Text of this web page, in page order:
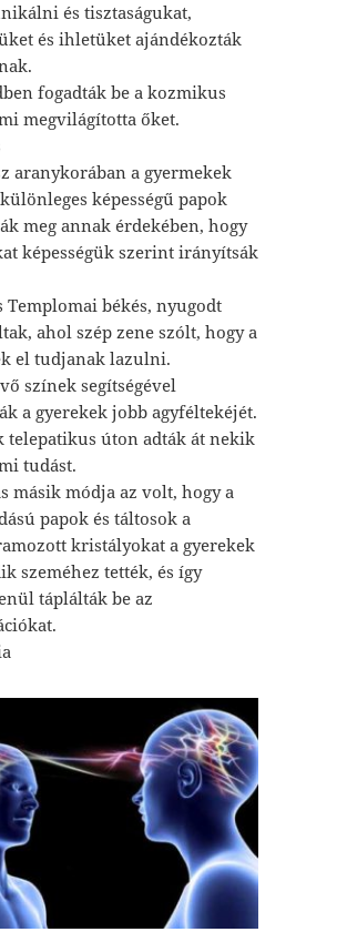
és tisztaságukat,
és ihletüket ajándékozták
fogadták be a kozmikus
megvilágította őket.
aranykorában a gyermekek
képességű papok
meg annak érdekében, hogy
képességük szerint irányítsák
Templomai békés, nyugodt
ahol szép zene szólt, hogy a
el tudjanak lazulni.
színek segítségével
a gyerekek jobb agyféltekéjét.
telepatikus úton adták át nekik
tudást.
másik módja az volt, hogy a
papok és táltosok a
kristályokat a gyerekek
szeméhez tették, és így
táplálták be az